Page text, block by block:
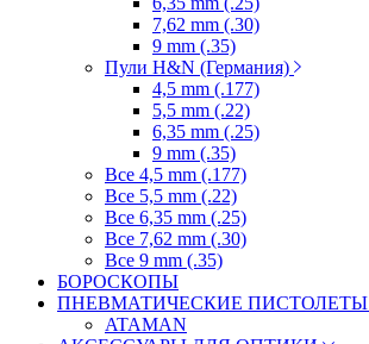
7,62 mm (.30)
9 mm (.35)
Пули H&N (Германия)
4,5 mm (.177)
5,5 mm (.22)
6,35 mm (.25)
9 mm (.35)
Все 4,5 mm (.177)
Все 5,5 mm (.22)
Все 6,35 mm (.25)
Все 7,62 mm (.30)
Все 9 mm (.35)
БОРОСКОПЫ
ПНЕВМАТИЧЕСКИЕ ПИСТОЛЕТЫ
ATAMAN